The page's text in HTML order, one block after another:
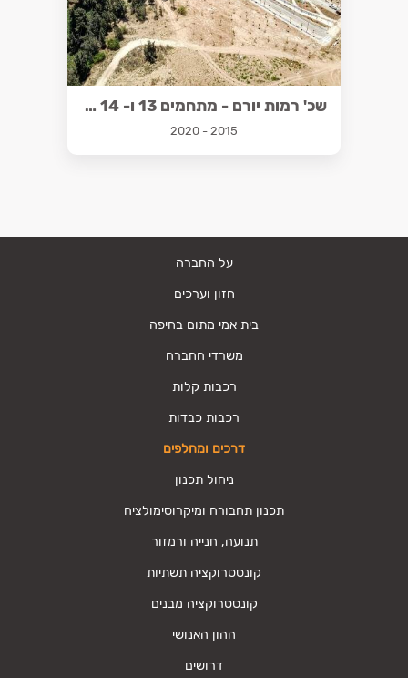
שכ' רמות יורם - מתחמים 13 ו- 14 בנתיבות
2015 - 2020
על החברה
חזון וערכים
בית אמי מתום בחיפה
משרדי החברה
רכבות קלות
רכבות כבדות
דרכים ומחלפים
ניהול תכנון
תכנון תחבורה ומיקרוסימולציה
תנועה, חנייה ורמזור
קונסטרוקציה תשתיות
קונסטרוקציה מבנים
ההון האנושי
דרושים